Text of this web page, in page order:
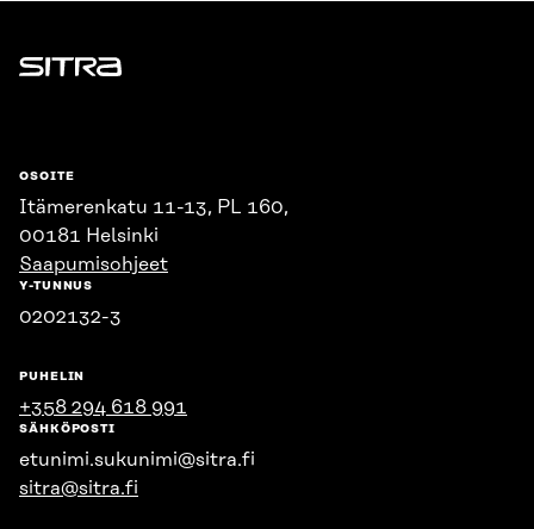
Sitra
OSOITE
Itämerenkatu 11-13, PL 160,
00181 Helsinki
Saapumisohjeet
Y-TUNNUS
0202132-3
PUHELIN
+358 294 618 991
SÄHKÖPOSTI
etunimi.sukunimi@sitra.fi
sitra@sitra.fi